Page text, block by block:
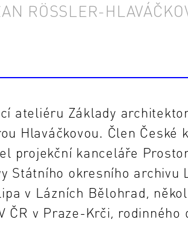
RÖSSLER-
ateliéru Základy
Hlaváčkovou. Člen České
projekční kanceláře
Státního okresního archivu
v Lázních Bělohrad,
ČR v Praze-Krči, rodinného